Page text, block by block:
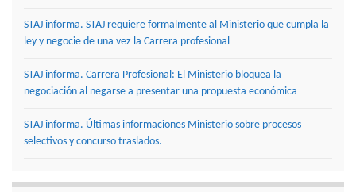
STAJ informa. STAJ requiere formalmente al Ministerio que cumpla la
ley y negocie de una vez la Carrera profesional
STAJ informa. Carrera Profesional: El Ministerio bloquea la
negociación al negarse a presentar una propuesta económica
STAJ informa. Últimas informaciones Ministerio sobre procesos
selectivos y concurso traslados.